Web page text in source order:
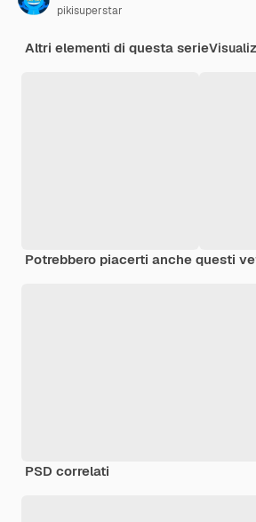
pikisuperstar
Altri elementi di questa serie
Potrebbero piacerti anche questi
PSD correlati